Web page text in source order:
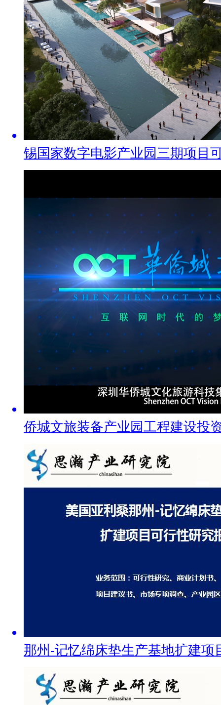
锡国家数字电影产业园三期项目
侨城文旅装备产业园工程建设投
那州-记忆绵床垫生产基地扩建项